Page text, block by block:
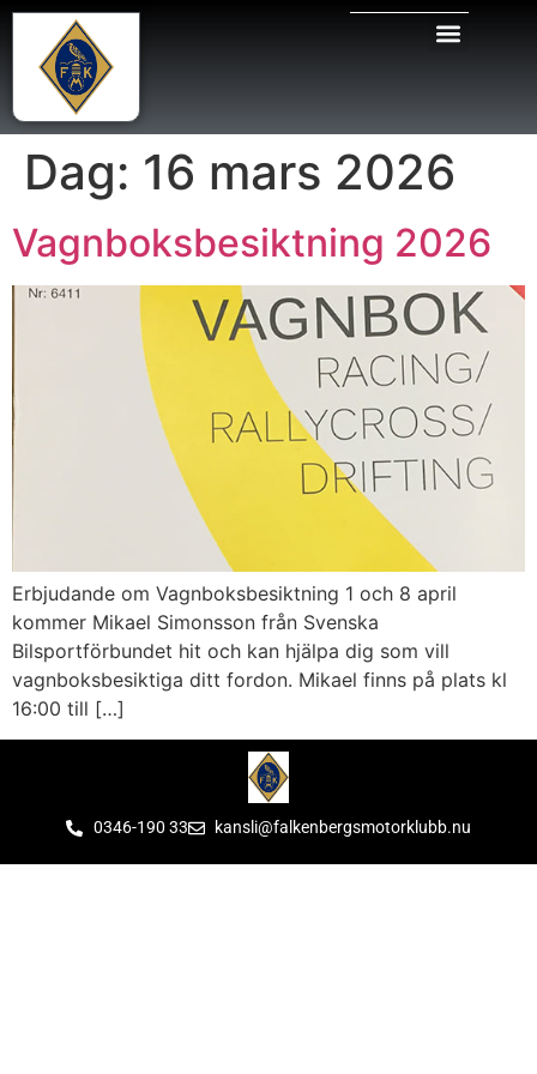
Dag: 16 mars 2026
Vagnboksbesiktning 2026
Erbjudande om Vagnboksbesiktning 1 och 8 april
kommer Mikael Simonsson från Svenska
Bilsportförbundet hit och kan hjälpa dig som vill
vagnboksbesiktiga ditt fordon. Mikael finns på plats kl
16:00 till […]
0346-190 33 kansli@falkenbergsmotorklubb.nu